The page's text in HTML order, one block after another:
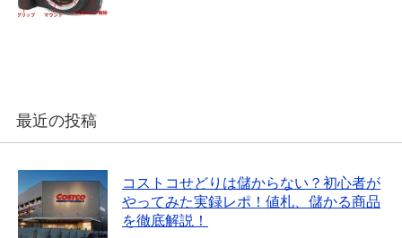
最近の投稿
コストコせどりは儲からない？初心者が
やってみた実録レポ！値札、儲かる商品
を徹底解説！